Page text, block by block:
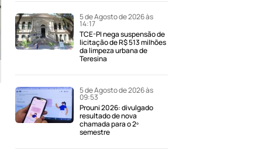
5 de Agosto de 2026 às
14:17
TCE-PI nega suspensão de
licitação de R$ 513 milhões
da limpeza urbana de
Teresina
5 de Agosto de 2026 às
09:53
Prouni 2026: divulgado
resultado de nova
chamada para o 2º
semestre